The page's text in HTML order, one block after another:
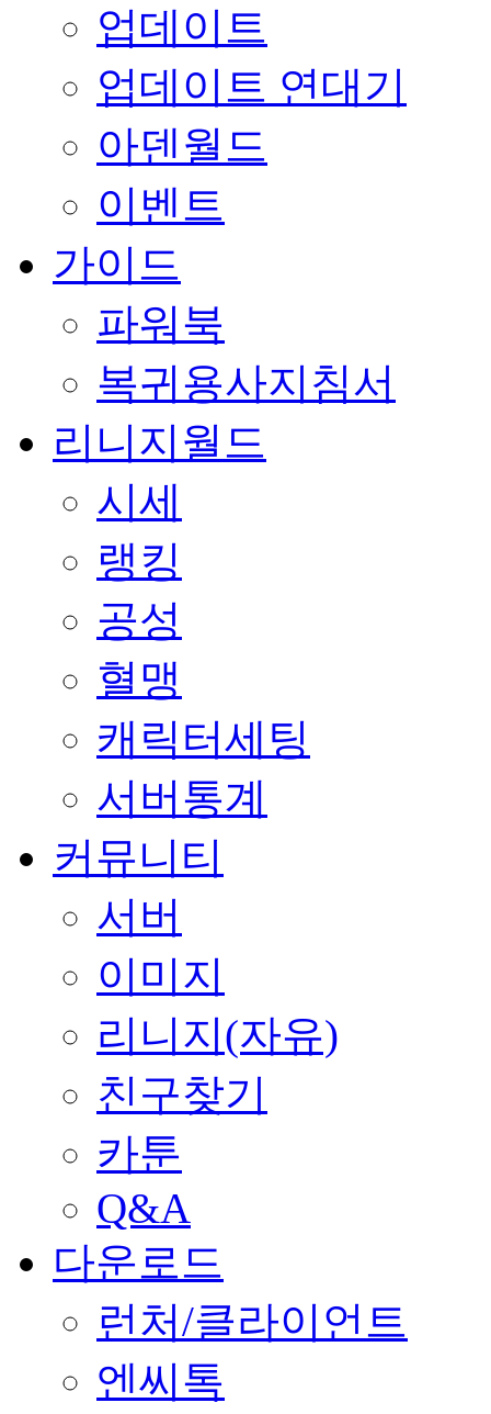
업데이트
업데이트 연대기
아덴월드
이벤트
가이드
파워북
복귀용사지침서
리니지월드
시세
랭킹
공성
혈맹
캐릭터세팅
서버통계
커뮤니티
서버
이미지
리니지(자유)
친구찾기
카툰
Q&A
다운로드
런처/클라이언트
엔씨톡